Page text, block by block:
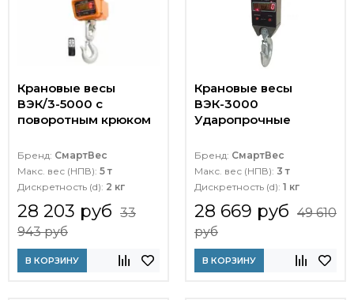
Крановые весы
ВЭК/3-5000 с
поворотным крюком
Бренд: СмартВес
Макс. вес (НПВ): 5 т
Дискретность (d): 2 кг
28 203 руб 33
943 руб
В КОРЗИНУ
Крановые весы
ВЭК-3000
Ударопрочные
Бренд: СмартВес
Макс. вес (НПВ): 3 т
Дискретность (d): 1 кг
28 669 руб 49 610
руб
В КОРЗИНУ